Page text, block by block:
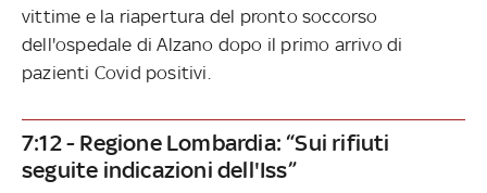
vittime e la riapertura del pronto soccorso
dell'ospedale di Alzano dopo il primo arrivo di
pazienti Covid positivi.
7:12 - Regione Lombardia: “Sui rifiuti
seguite indicazioni dell'Iss”